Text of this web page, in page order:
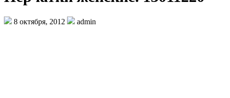
8 октября, 2012 admin